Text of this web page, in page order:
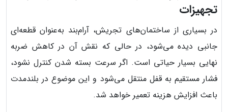
تجهیزات
در بسیاری از ساختمان‌های تجریش، آرام‌بند به‌عنوان قطعه‌ای
جانبی دیده می‌شود، در حالی که نقش آن در کاهش ضربه
نهایی بسیار حیاتی است. اگر سرعت بسته شدن کنترل نشود،
فشار مستقیم به قفل منتقل می‌شود و این موضوع در بلندمدت
باعث افزایش هزینه تعمیر خواهد شد.